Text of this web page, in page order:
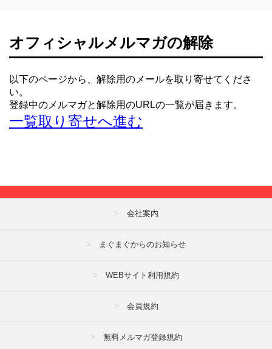
オフィシャルメルマガの解除
以下のページから、解除用のメールを取り寄せてくださ
い。
登録中のメルマガと解除用のURLの一覧が届きます。
一覧取り寄せへ進む
会社案内
まぐまぐからのお知らせ
WEBサイト利用規約
会員規約
無料メルマガ登録規約